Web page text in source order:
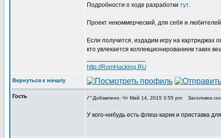
Подробности о ходе разработки тут.
Проект некоммерческий, для себя и
Если получится, издадим игру на картриджах
кто увлекается коллекционированием таких
http://RomHacking.RU
Вернуться к началу
Гость Добавлено: Чт Май 14, 2015 3:55 pm Заголовок
У кого-нибудь есть флеш-карик и приставка